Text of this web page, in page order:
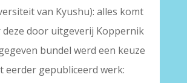
van Kyushu): alles komt
deze door uitgeverij Koppernik
bundel werd een keuze
eerder gepubliceerd werk: